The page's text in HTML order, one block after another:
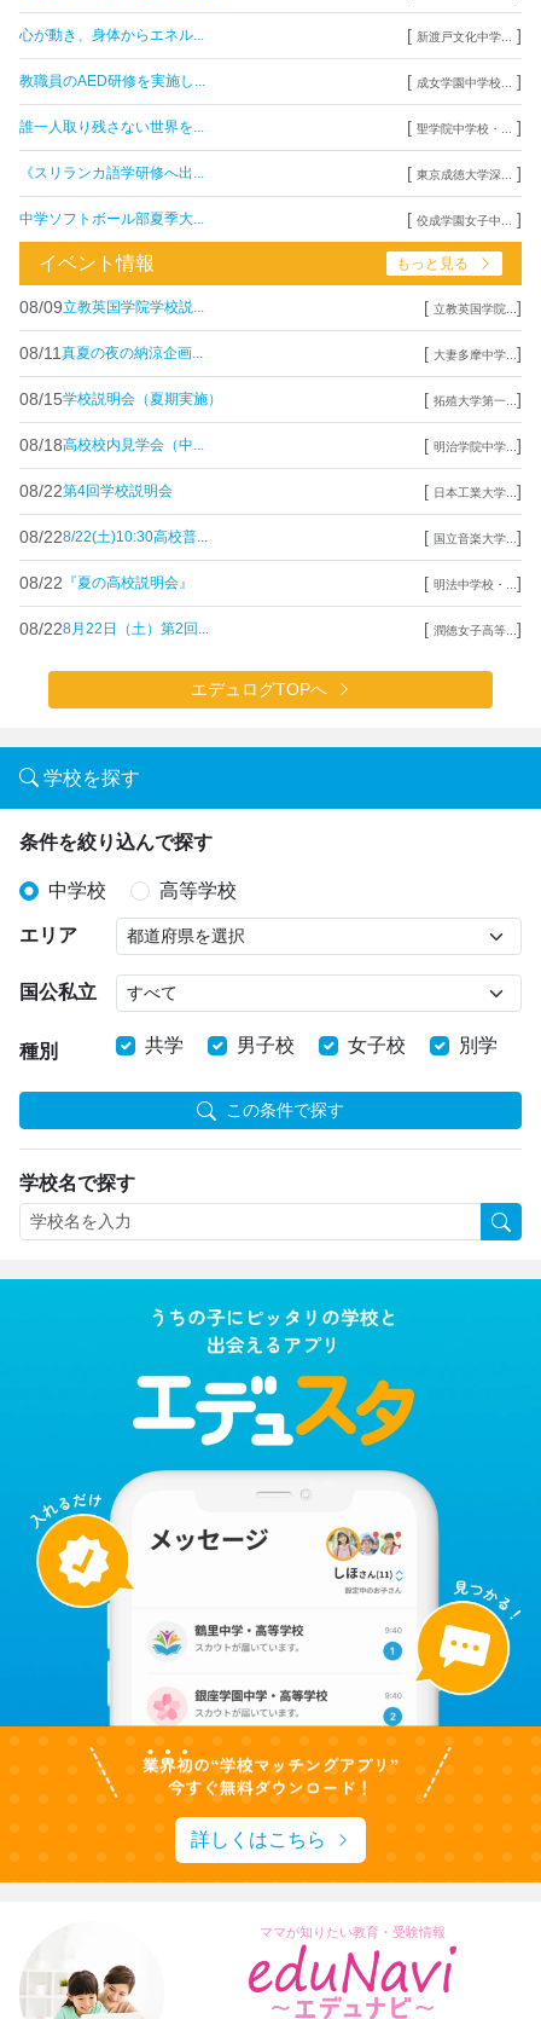
心が動き、身体からエネル... [ 新渡戸文化中学... ]
教職員のAED研修を実施し... [ 成女学園中学校... ]
誰一人取り残さない世界を... [ 聖学院中学校・... ]
《スリランカ語学研修へ出... [ 東京成徳大学深... ]
中学ソフトボール部夏季大... [ 佼成学園女子中... ]
イベント情報 もっと見る
08/09立教英国学院学校説... [ 立教英国学院... ]
08/11 真夏の夜の納涼企画... [ 大妻多摩中学... ]
08/15学校説明会（夏期実施） [ 拓殖大学第一... ]
08/18高校校内見学会（中... [ 明治学院中学... ]
08/22第4回学校説明会 [ 日本工業大学... ]
08/228/22(土)10:30高校普... [ 国立音楽大学... ]
08/22 『夏の高校説明会』 [ 明法中学校・... ]
08/228月22日（土）第2回... [ 潤徳女子高等... ]
エデュログTOPへ
学校を探す
条件を絞り込んで探す
中学校 高等学校
エリア
国公私立
種別 共学 男子校 女子校 別学
この条件で探す
学校名で探す
詳しくはこちら
ママが知りたい教育・受験情報